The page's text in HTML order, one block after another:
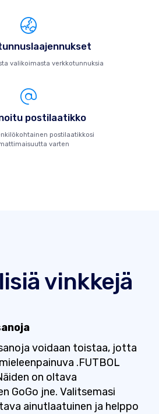
valikoimasta verkkotunnuksia
postilaatikko
postilaatikkosi
varten
vinkkejä
voidaan toistaa, jotta
.FUTBOL
on oltava
GoGo jne. Valitsemasi
ainutlaatuinen ja helppo